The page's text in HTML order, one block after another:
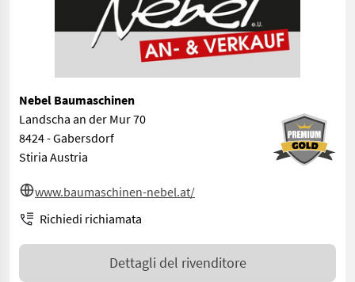
Nebel Baumaschinen
Landscha an der Mur 70
8424 - Gabersdorf
Stiria Austria
www.baumaschinen-nebel.at/
Richiedi richiamata
Dettagli del rivenditore